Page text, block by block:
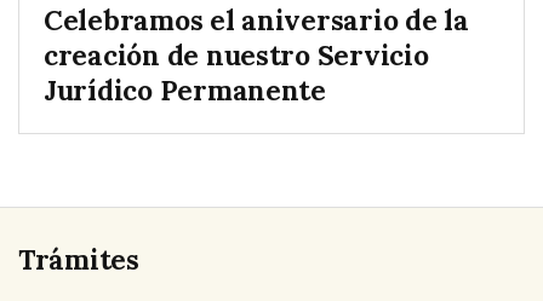
Celebramos el aniversario de la
creación de nuestro Servicio
Jurídico Permanente
Trámites